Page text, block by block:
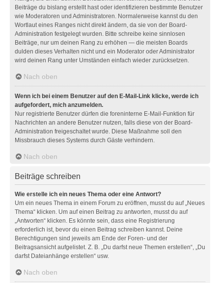
Beiträge du bislang erstellt hast oder identifizieren bestimmte Benutzer
wie Moderatoren und Administratoren. Normalerweise kannst du den
Wortlaut eines Ranges nicht direkt ändern, da sie von der Board-
Administration festgelegt wurden. Bitte schreibe keine sinnlosen
Beiträge, nur um deinen Rang zu erhöhen — die meisten Boards
dulden dieses Verhalten nicht und ein Moderator oder Administrator
wird deinen Rang unter Umständen einfach wieder zurücksetzen.
Nach oben
Wenn ich bei einem Benutzer auf den E-Mail-Link klicke, werde ich
aufgefordert, mich anzumelden.
Nur registrierte Benutzer dürfen die foreninterne E-Mail-Funktion für
Nachrichten an andere Benutzer nutzen, falls diese von der Board-
Administration freigeschaltet wurde. Diese Maßnahme soll den
Missbrauch dieses Systems durch Gäste verhindern.
Nach oben
Beiträge schreiben
Wie erstelle ich ein neues Thema oder eine Antwort?
Um ein neues Thema in einem Forum zu eröffnen, musst du auf „Neues
Thema“ klicken. Um auf einen Beitrag zu antworten, musst du auf
„Antworten“ klicken. Es könnte sein, dass eine Registrierung
erforderlich ist, bevor du einen Beitrag schreiben kannst. Deine
Berechtigungen sind jeweils am Ende der Foren- und der
Beitragsansicht aufgelistet. Z. B. „Du darfst neue Themen erstellen“, „Du
darfst Dateianhänge erstellen“ usw.
Nach oben